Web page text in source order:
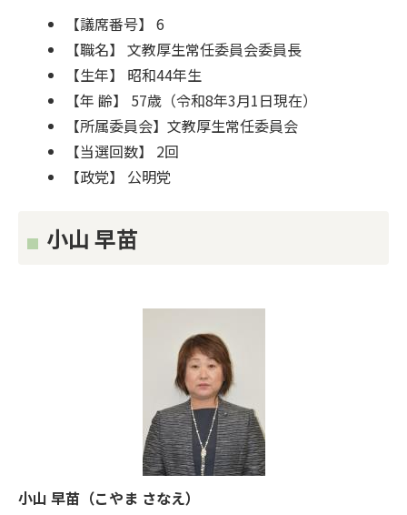
【議席番号】 6
【職名】 文教厚生常任委員会委員長
【生年】 昭和44年生
【年 齢】 57歳（令和8年3月1日現在）
【所属委員会】文教厚生常任委員会
【当選回数】 2回
【政党】 公明党
小山 早苗
小山 早苗（こやま さなえ）